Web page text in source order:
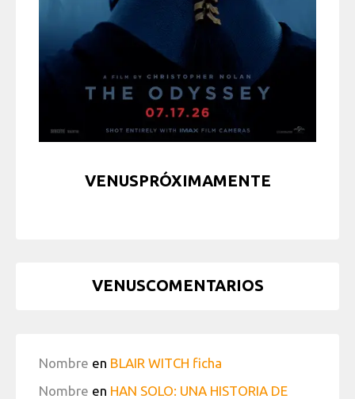
VENUSPRÓXIMAMENTE
VENUSCOMENTARIOS
Nombre en BLAIR WITCH ficha
Nombre en HAN SOLO: UNA HISTORIA DE